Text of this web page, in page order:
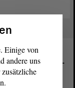
von Sachsen-
Einige von
andere uns